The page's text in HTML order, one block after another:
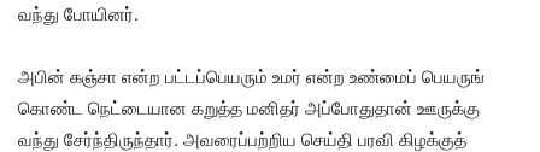
வந்து போயினர்.
அபின் கஞ்சா என்ற பட்டப்பெயரும் உமர் என்ற உண்மைப் பெயருங்
கொண்ட நெட்டையான கறுத்த மனிதர் அப்போதுதான் ஊருக்கு
வந்து சேர்ந்திருந்தார். அவரைப்பற்றிய செய்தி பரவி கிழக்குத்